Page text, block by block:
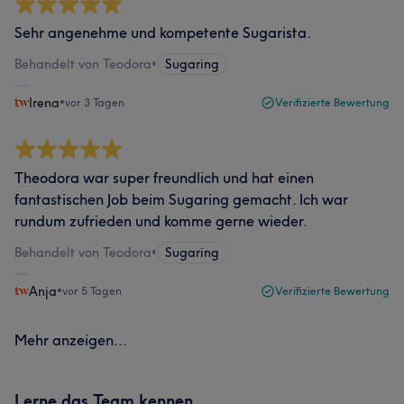
Sehr angenehme und kompetente Sugarista.
Behandelt von Teodora• Sugaring
Irena•vor 3 Tagen Verifizierte Bewertung
Theodora war super freundlich und hat einen
fantastischen Job beim Sugaring gemacht. Ich war
rundum zufrieden und komme gerne wieder.
Behandelt von Teodora• Sugaring
Anja•vor 5 Tagen Verifizierte Bewertung
Mehr anzeigen...